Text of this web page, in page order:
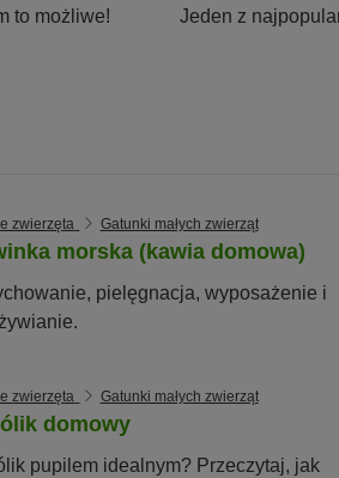
to możliwe! Jeden z
zwierzęta Gatunki małych zwierząt
morska (kawia domowa)
pielęgnacja, wyposażenie i
zwierzęta Gatunki małych zwierząt
domowy
pupilem idealnym? Przeczytaj, jak